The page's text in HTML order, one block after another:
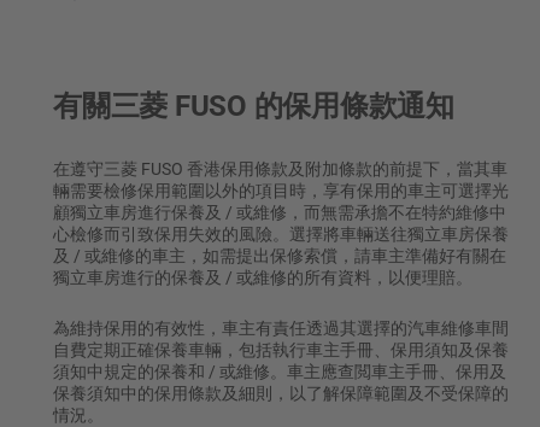
有關三菱 FUSO 的保用條款通知
在遵守三菱 FUSO 香港保用條款及附加條款的前提下，當其車
輛需要檢修保用範圍以外的項目時，享有保用的車主可選擇光
顧獨立車房進行保養及 / 或維修，而無需承擔不在特約維修中
心檢修而引致保用失效的風險。選擇將車輛送往獨立車房保養
及 / 或維修的車主，如需提出保修索償，請車主準備好有關在
獨立車房進行的保養及 / 或維修的所有資料，以便理賠。
為維持保用的有效性，車主有責任透過其選擇的汽車維修車間
自費定期正確保養車輛，包括執行車主手冊、保用須知及保養
須知中規定的保養和 / 或維修。車主應查閲車主手冊、保用及
保養須知中的保用條款及細則，以了解保障範圍及不受保障的
情況。